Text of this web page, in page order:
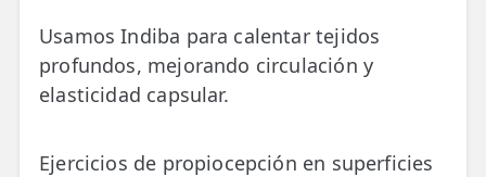
Usamos Indiba para calentar tejidos
profundos, mejorando circulación y
elasticidad capsular.
Ejercicios de propiocepción en superficies